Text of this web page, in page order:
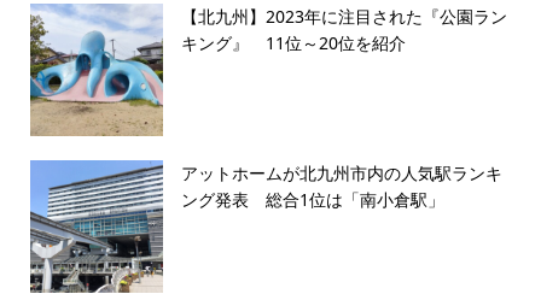
【北九州】2023年に注目された『公園ラン
キング』 11位～20位を紹介
アットホームが北九州市内の人気駅ランキ
ング発表 総合1位は「南小倉駅」